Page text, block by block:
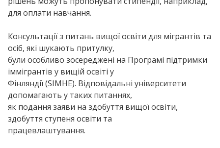
для оплати навчання.
Консультації з питань вищої освіти для мігрантів та
осіб, які шукають притулку,
були особливо зосереджені на Програмі підтримки
іммігрантів у вищій освіті у
Фінляндії (SIMHE). Відповідальні університети
допомагають у таких питаннях,
як подання заяви на здобуття вищої освіти,
здобуття ступеня освіти та
працевлаштування.